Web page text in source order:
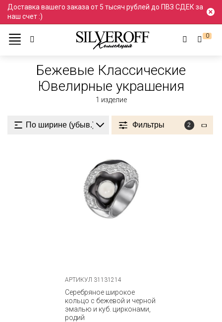
Доставка вашего заказа от 5 тысяч рублей до ПВЗ СДЕК за
наш счет :)
0
Ювелирные украшения
Бежевый Бежевые
Бежевые Классические
Ювелирные украшения
1 изделие
Фильтры 2
АРТИКУЛ 31131214
Серебряное широкое
кольцо с бежевой и черной
эмалью и куб. цирконами,
родий